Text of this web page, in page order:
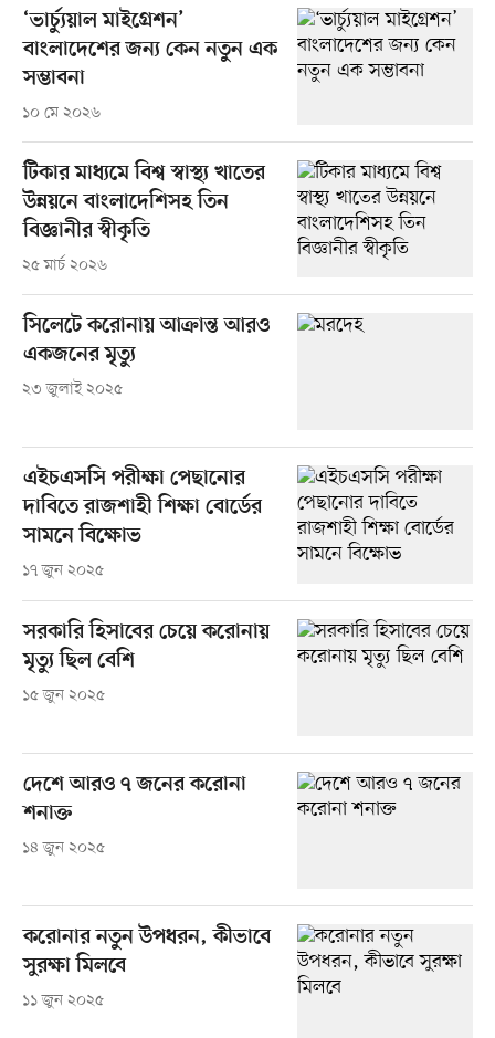
‘ভার্চ্যুয়াল মাইগ্রেশন’
বাংলাদেশের জন্য কেন নতুন এক
সম্ভাবনা
১০ মে ২০২৬
টিকার মাধ্যমে বিশ্ব স্বাস্থ্য খাতের
উন্নয়নে বাংলাদেশিসহ তিন
বিজ্ঞানীর স্বীকৃতি
২৫ মার্চ ২০২৬
সিলেটে করোনায় আক্রান্ত আরও
একজনের মৃত্যু
২৩ জুলাই ২০২৫
এইচএসসি পরীক্ষা পেছানোর
দাবিতে রাজশাহী শিক্ষা বোর্ডের
সামনে বিক্ষোভ
১৭ জুন ২০২৫
সরকারি হিসাবের চেয়ে করোনায়
মৃত্যু ছিল বেশি
১৫ জুন ২০২৫
দেশে আরও ৭ জনের করোনা
শনাক্ত
১৪ জুন ২০২৫
করোনার নতুন উপধরন, কীভাবে
সুরক্ষা মিলবে
১১ জুন ২০২৫